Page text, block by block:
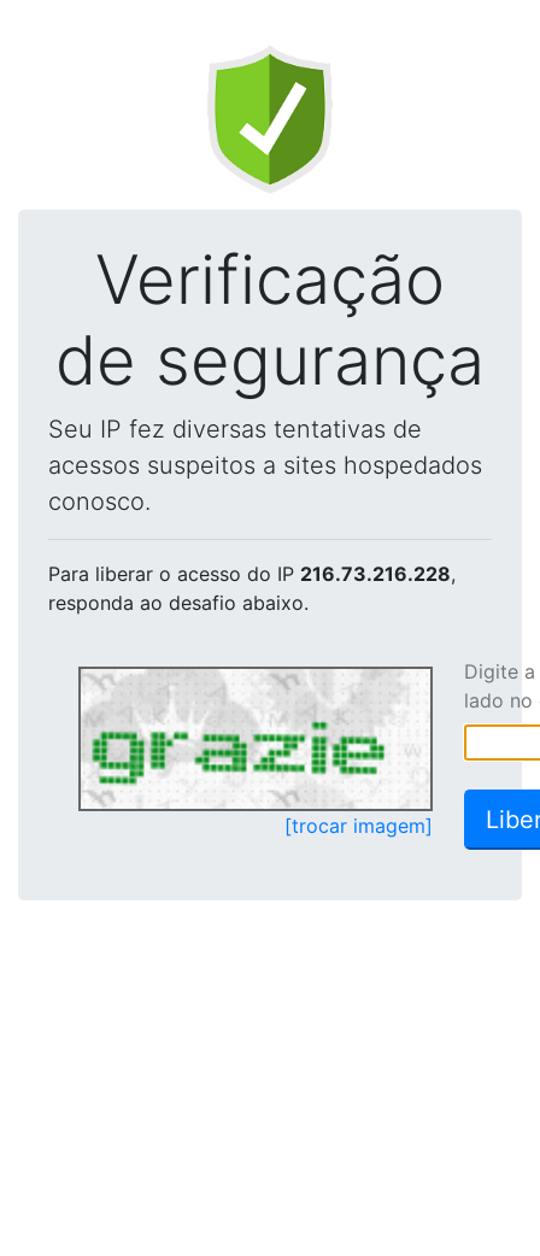
Verificação
de segurança
Seu IP fez diversas tentativas de
acessos suspeitos a sites hospedados
conosco.
Para liberar o acesso do IP 216.73.216.228,
responda ao desafio abaixo.
[trocar imagem]
Digite
lado no